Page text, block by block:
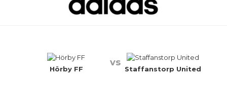
Hörby FF
vs
Staffanstorp United